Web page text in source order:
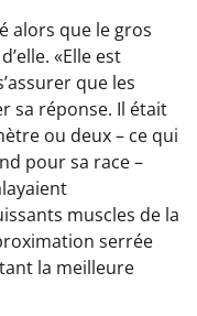
alors que le gros
«Elle est
que les
sa réponse. Il était
ou deux – ce qui
pour sa race –
muscles de la
serrée
la meilleure